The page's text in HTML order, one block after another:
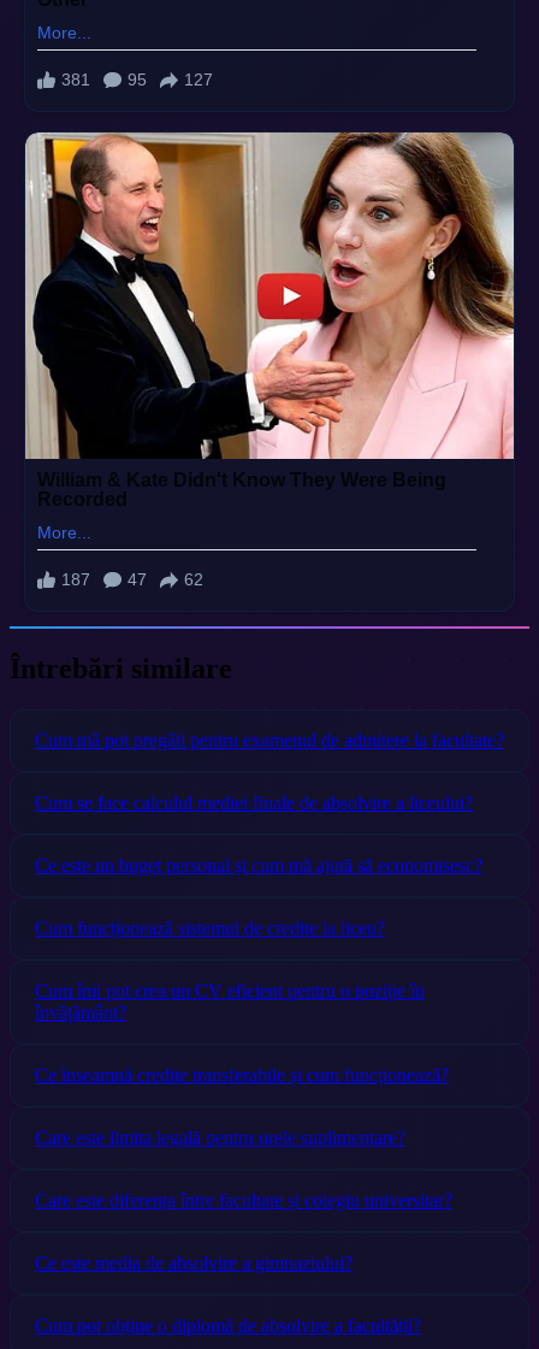
Întrebări similare
Cum mă pot pregăti pentru examenul de admitere la facultate?
Cum se face calculul mediei finale de absolvire a liceului?
Ce este un buget personal și cum mă ajută să economisesc?
Cum funcționează sistemul de credite la liceu?
Cum îmi pot crea un CV eficient pentru o poziție în
învățământ?
Ce înseamnă credite transferabile și cum funcționează?
Care este limita legală pentru orele suplimentare?
Care este diferența între facultate și colegiu universitar?
Ce este media de absolvire a gimnaziului?
Cum pot obține o diplomă de absolvire a facultății?